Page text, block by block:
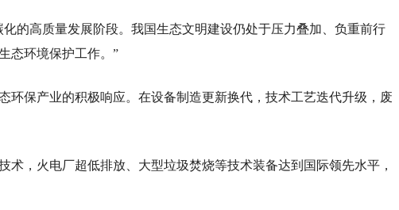
的高质量发展阶段。我国生态文明建设仍处于压力叠加、负重前行
态环境保护工作。”
保产业的积极响应。在设备制造更新换代，技术工艺迭代升级，废
，火电厂超低排放、大型垃圾焚烧等技术装备达到国际领先水平，